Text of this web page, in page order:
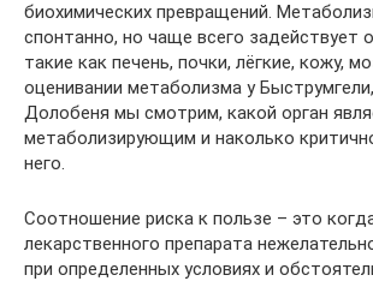
биохимических превращений.
спонтанно, но чаще всего задействует
такие как печень, почки, лёгкие, кожу,
оценивании метаболизма у
Долобеня мы смотрим, какой орган
метаболизирующим и наколько
него.
Соотношение риска к пользе – это
лекарственного препарата
при определенных условиях и